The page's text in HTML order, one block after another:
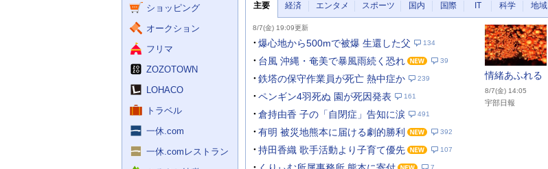
力
補
助
を
開
く
せビ
ショッピング
オークション
フリマ
ZOZOTOWN
LOHACO
トラベル
一休.com
一休.comレストラン
ュ
ス
主要 経済 エンタメ スポーツ 国内 国際 IT 科学 地域
要
ニ
ー
8/7(金) 19:09更新
爆心地から500mで被爆 生還した父 134
台風 沖縄・奄美で暴風雨続く恐れ 39
鉄塔の保守作業員が死亡 熱中症か 239
ペンギン4羽死ぬ 園が死因発表 161
倉持由香 子の「自閉症」告知に涙 491
有明 被災地熊本に届ける劇的勝利 392
持田香織 歌手活動より子育て優先 107
7
情緒あふれる
8/7(金) 14:05
宇部日報